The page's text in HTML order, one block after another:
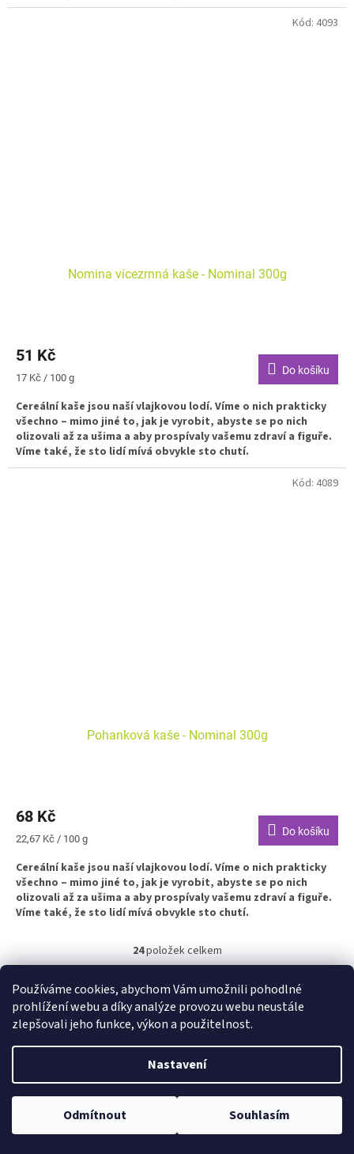
Používáme cookies, abychom Vám umožnili pohodlné
prohlížení webu a díky analýze provozu webu neustále
zlepšovali jeho funkce, výkon a použitelnost.
Nastavení
Odmítnout Souhlasím
Nomina vícezrnná kaše - Nominal 300g
51 Kč
Měrná
17 Kč / 100 g
Do košíku
Cereální kaše jsou naší vlajkovou lodí. Víme o nich prakticky
všechno – mimo jiné to, jak je vyrobit, abyste se po nich
olizovali až za ušima a aby prospívaly vašemu zdraví a figuře.
Víme také, že sto lidí mívá obvykle sto chutí.
oves, žito, ječné kroupy, pšenice, jáhly, kukuřičná krupice,
Kód: 4093
Pohanková kaše - Nominal 300g
68 Kč
Měrná
22,67 Kč / 100 g
Do košíku
Cereální kaše jsou naší vlajkovou lodí. Víme o nich prakticky
všechno – mimo jiné to, jak je vyrobit, abyste se po nich
olizovali až za ušima a aby prospívaly vašemu zdraví a figuře.
Víme také, že sto lidí mívá obvykle sto chutí.
Kód: 4089
O
l
á
d
a
c
í
r
y
24položek celkem
Zdravé potraviny pro děti. Široká nabídka potravin pro děti i dospělé. V
naší nabídce naleznete kaše, pyré sladkosti bez lepku i cukru.
Ze statku Dobříš
Vytvořil Shoptet